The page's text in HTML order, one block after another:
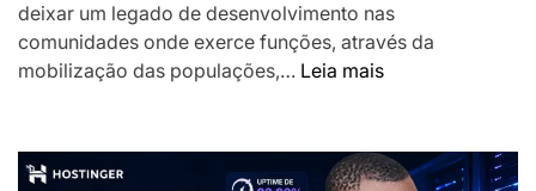
deixar um legado de desenvolvimento nas
comunidades onde exerce funções, através da
mobilização das populações,… Leia mais:
desafia
Chefes